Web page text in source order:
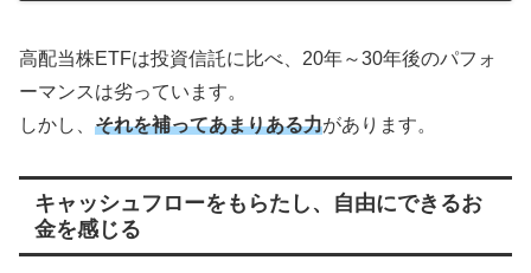
高配当株ETFは投資信託に比べ、20年～30年後のパフォ
ーマンスは劣っています。
しかし、 それを補ってあまりある力があります。
キャッシュフローをもらたし、自由にできるお
金を感じる